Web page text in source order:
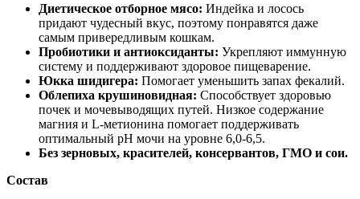
Диетическое отборное мясо: Индейка и лосось
придают чудесный вкус, поэтому понравятся даже
самым привередливым кошкам.
Пробиотики и антиоксиданты: Укрепляют иммунную
систему и поддерживают здоровое пищеварение.
Юкка шидигера: Помогает уменьшить запах фекалий.
Облепиха крушиновидная: Способствует здоровью
почек и мочевыводящих путей. Низкое содержание
магния и L-метионина помогает поддерживать
оптимальный pH мочи на уровне 6,0-6,5.
Без зерновых, красителей, консервантов, ГМО и сои.
Состав